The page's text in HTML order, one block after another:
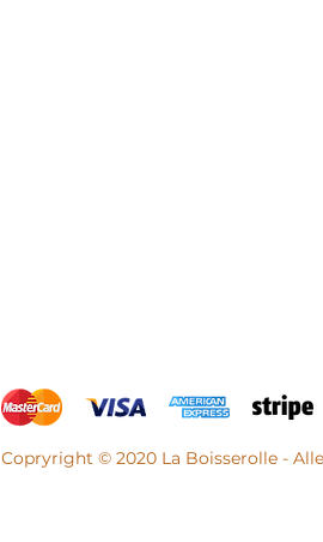
Copryright © 2020 La Boisserolle -